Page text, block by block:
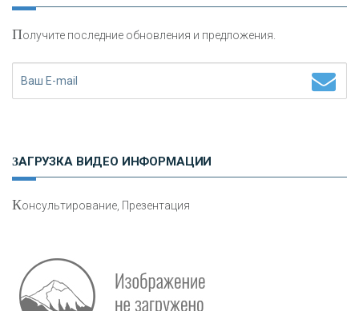
Работа мечты. Что банки делают для того, чтобы
привлечь и удержать персонал - «Интервью»
Получите последние обновления и предложения.
ЗАГРУЗКА ВИДЕО ИНФОРМАЦИИ
Консультирование, Презентация